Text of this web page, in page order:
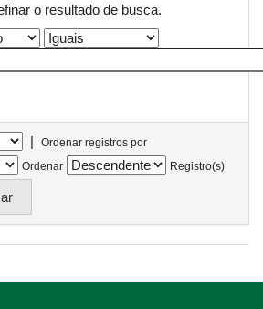
o resultado de busca.
|
Ordenar registros por
Ordenar
Registro(s)